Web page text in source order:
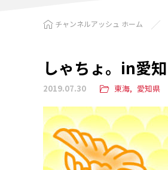
チャンネルアッシュ ホーム
しゃちょ。in愛知
2019.07.30 東海 愛知県